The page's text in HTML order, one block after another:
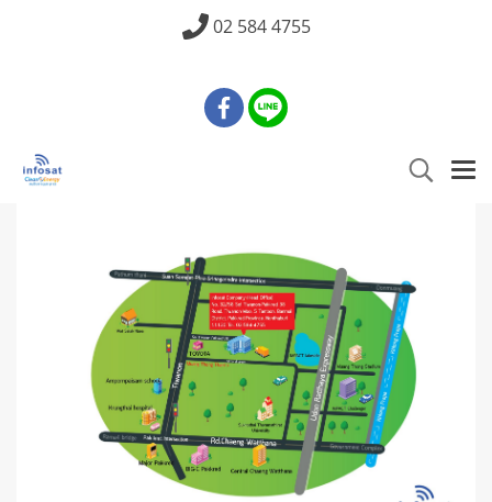
02 584 4755